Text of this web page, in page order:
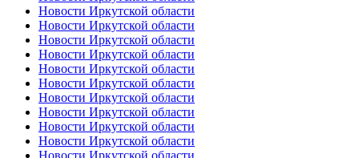
Новости Иркутской области
Новости Иркутской области
Новости Иркутской области
Новости Иркутской области
Новости Иркутской области
Новости Иркутской области
Новости Иркутской области
Новости Иркутской области
Новости Иркутской области
Новости Иркутской области
Новости Иркутской области